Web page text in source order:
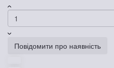
Повідомити про наявність